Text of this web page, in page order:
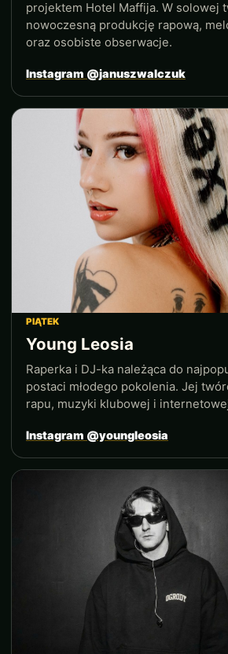
projektem Hotel Maffija. W solowej
nowoczesną produkcję rapową,
oraz osobiste obserwacje.
Instagram @januszwalczuk
PIĄTEK
Young Leosia
Raperka i DJ-ka należąca do
postaci młodego pokolenia. Jej
rapu, muzyki klubowej i
Instagram @youngleosia